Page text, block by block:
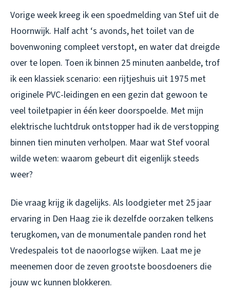
Vorige week kreeg ik een spoedmelding van Stef uit de
Hoornwijk. Half acht ‘s avonds, het toilet van de
bovenwoning compleet verstopt, en water dat dreigde
over te lopen. Toen ik binnen 25 minuten aanbelde, trof
ik een klassiek scenario: een rijtjeshuis uit 1975 met
originele PVC-leidingen en een gezin dat gewoon te
veel toiletpapier in één keer doorspoelde. Met mijn
elektrische luchtdruk ontstopper had ik de verstopping
binnen tien minuten verholpen. Maar wat Stef vooral
wilde weten: waarom gebeurt dit eigenlijk steeds
weer?
Die vraag krijg ik dagelijks. Als loodgieter met 25 jaar
ervaring in Den Haag zie ik dezelfde oorzaken telkens
terugkomen, van de monumentale panden rond het
Vredespaleis tot de naoorlogse wijken. Laat me je
meenemen door de zeven grootste boosdoeners die
jouw wc kunnen blokkeren.